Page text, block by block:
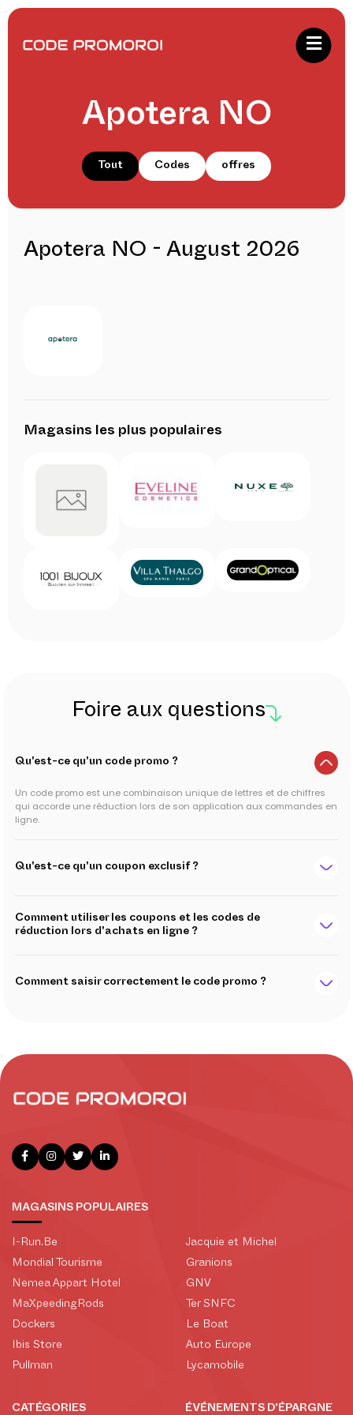
Apotera NO
Tout Codes offres
Apotera NO - August 2026
Magasins les plus populaires
Foire aux questions
Qu'est-ce qu'un code promo ?
Un code promo est une combinaison unique de lettres et de chiffres
qui accorde une réduction lors de son application aux commandes en
ligne.
Qu'est-ce qu'un coupon exclusif ?
Comment utiliser les coupons et les codes de
réduction lors d'achats en ligne ?
Comment saisir correctement le code promo ?
MAGASINS POPULAIRES
I-Run.Be
Mondial Tourisme
Nemea Appart Hotel
MaXpeedingRods
Dockers
Ibis Store
Pullman
Jacquie et Michel
Granions
GNV
Ter SNFC
Le Boat
Auto Europe
Lycamobile
CATÉGORIES ÉVÉNEMENTS D'ÉPARGNE